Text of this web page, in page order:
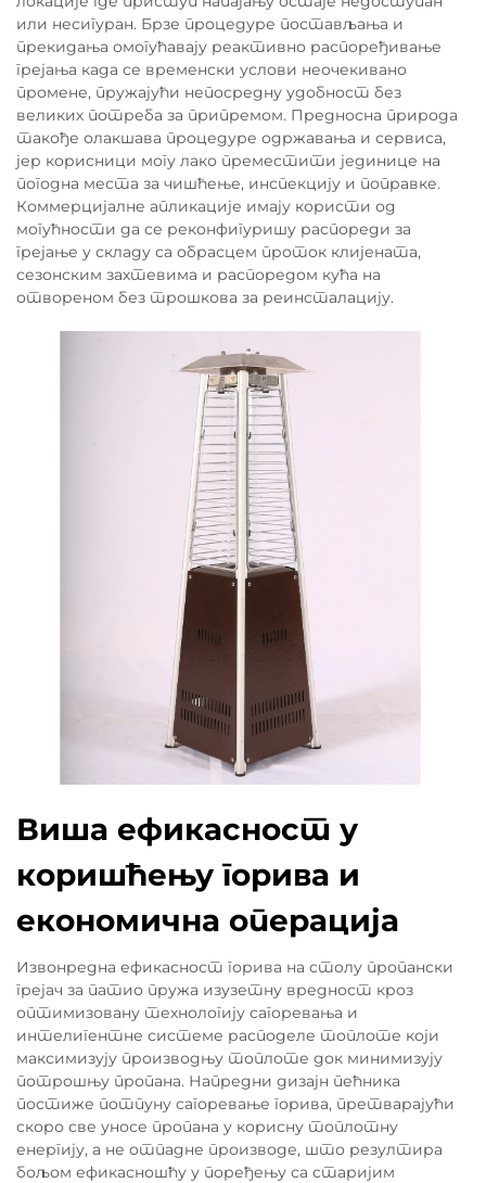
или несигуран. Брзе процедуре постављања и
прекидања омогућавају реактивно распоређивање
грејања када се временски услови неочекивано
промене, пружајући непосредну удобност без
великих потреба за припремом. Предносна природа
такође олакшава процедуре одржавања и сервиса,
јер корисници могу лако преместити јединице на
погодна места за чишћење, инспекцију и поправке.
Коммерцијалне апликације имају користи од
могућности да се реконфигуришу распореди за
грејање у складу са обрасцем проток клијената,
сезонским захтевима и распоредом кућа на
отвореном без трошкова за реинсталацију.
Виша ефикасност у
коришћењу горива и
економична операција
Извонредна ефикасност горива на столу пропански
грејач за патио пружа изузетну вредност кроз
оптимизовану технологију сагоревања и
интелигентне системе расподеле топлоте који
максимизују производњу топлоте док минимизују
потрошњу пропана. Напредни дизајн пећника
постиже потпуну сагоревање горива, претварајући
скоро све уносе пропана у корисну топлотну
енергију, а не отпадне производе, што резултира
бољом ефикасношћу у поређењу са старијим